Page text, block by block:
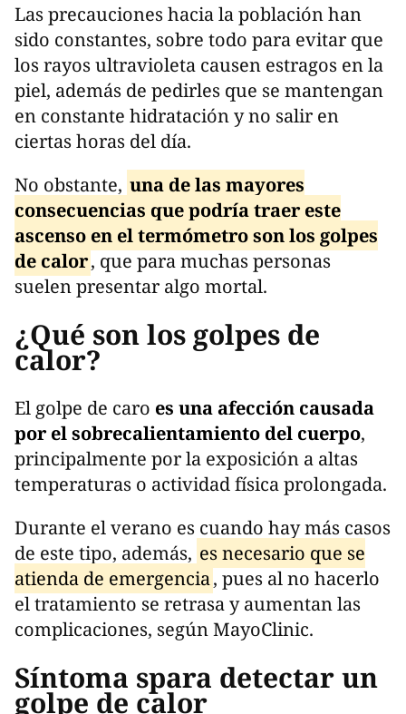
Las precauciones hacia la población han
sido constantes, sobre todo para evitar que
los rayos ultravioleta causen estragos en la
piel, además de pedirles que se mantengan
en constante hidratación y no salir en
ciertas horas del día.
No obstante, una de las mayores
consecuencias que podría traer este
ascenso en el termómetro son los golpes
de calor, que para muchas personas
suelen presentar algo mortal.
¿Qué son los golpes de
calor?
El golpe de caro es una afección causada
por el sobrecalientamiento del cuerpo,
principalmente por la exposición a altas
temperaturas o actividad física prolongada.
Durante el verano es cuando hay más casos
de este tipo, además, es necesario que se
atienda de emergencia, pues al no hacerlo
el tratamiento se retrasa y aumentan las
complicaciones, según MayoClinic.
Síntoma spara detectar un
golpe de calor